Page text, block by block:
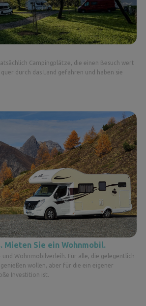
Campingplätze, die einen Besuch wert
durch das Land gefahren und haben sie
Mieten Sie ein Wohnmobil.
und Wohnmobilverleih. Für alle, die gelegentlich
genießen wollen, aber für die ein eigener
Investition ist.